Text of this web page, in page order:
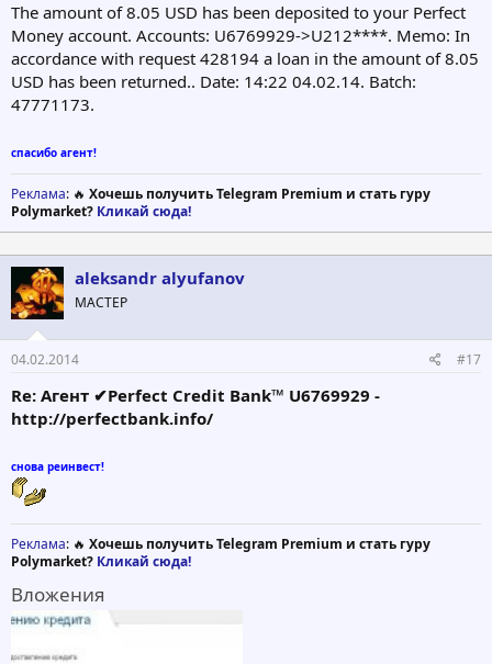
The amount of 8.05 USD has been deposited to your Perfect
Money account. Accounts: U6769929->U212****. Memo: In
accordance with request 428194 a loan in the amount of 8.05
USD has been returned.. Date: 14:22 04.02.14. Batch:
47771173.
спасибо агент!
Реклама: 🔥 Хочешь получить Telegram Premium и стать гуру
Polymarket? Кликай сюда!
aleksandr alyufanov
МАСТЕР
04.02.2014 #17
Re: Агент ✔Perfect Credit Bank™ U6769929 -
http://perfectbank.info/
снова реинвест!
Реклама: 🔥 Хочешь получить Telegram Premium и стать гуру
Polymarket? Кликай сюда!
Вложения